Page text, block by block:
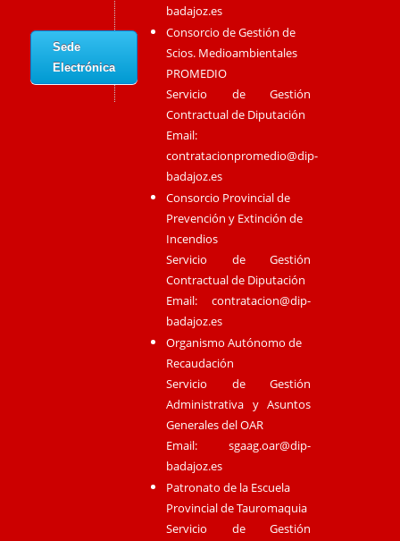
Sede
Electrónica
badajoz.es
Consorcio de Gestión de
Scios. Medioambientales
PROMEDIO
Servicio de Gestión
Contractual de Diputación
Email:
contratacionpromedio@dip-
badajoz.es
Consorcio Provincial de
Prevención y Extinción de
Incendios
Servicio de Gestión
Contractual de Diputación
Email:contratacion@dip-
badajoz.es
Organismo Autónomo de
Recaudación
Servicio de Gestión
Administrativa y Asuntos
Generales del OAR
Email:sgaag.oar@dip-
badajoz.es
Patronato de la Escuela
Provincial de Tauromaquia
Servicio de Gestión